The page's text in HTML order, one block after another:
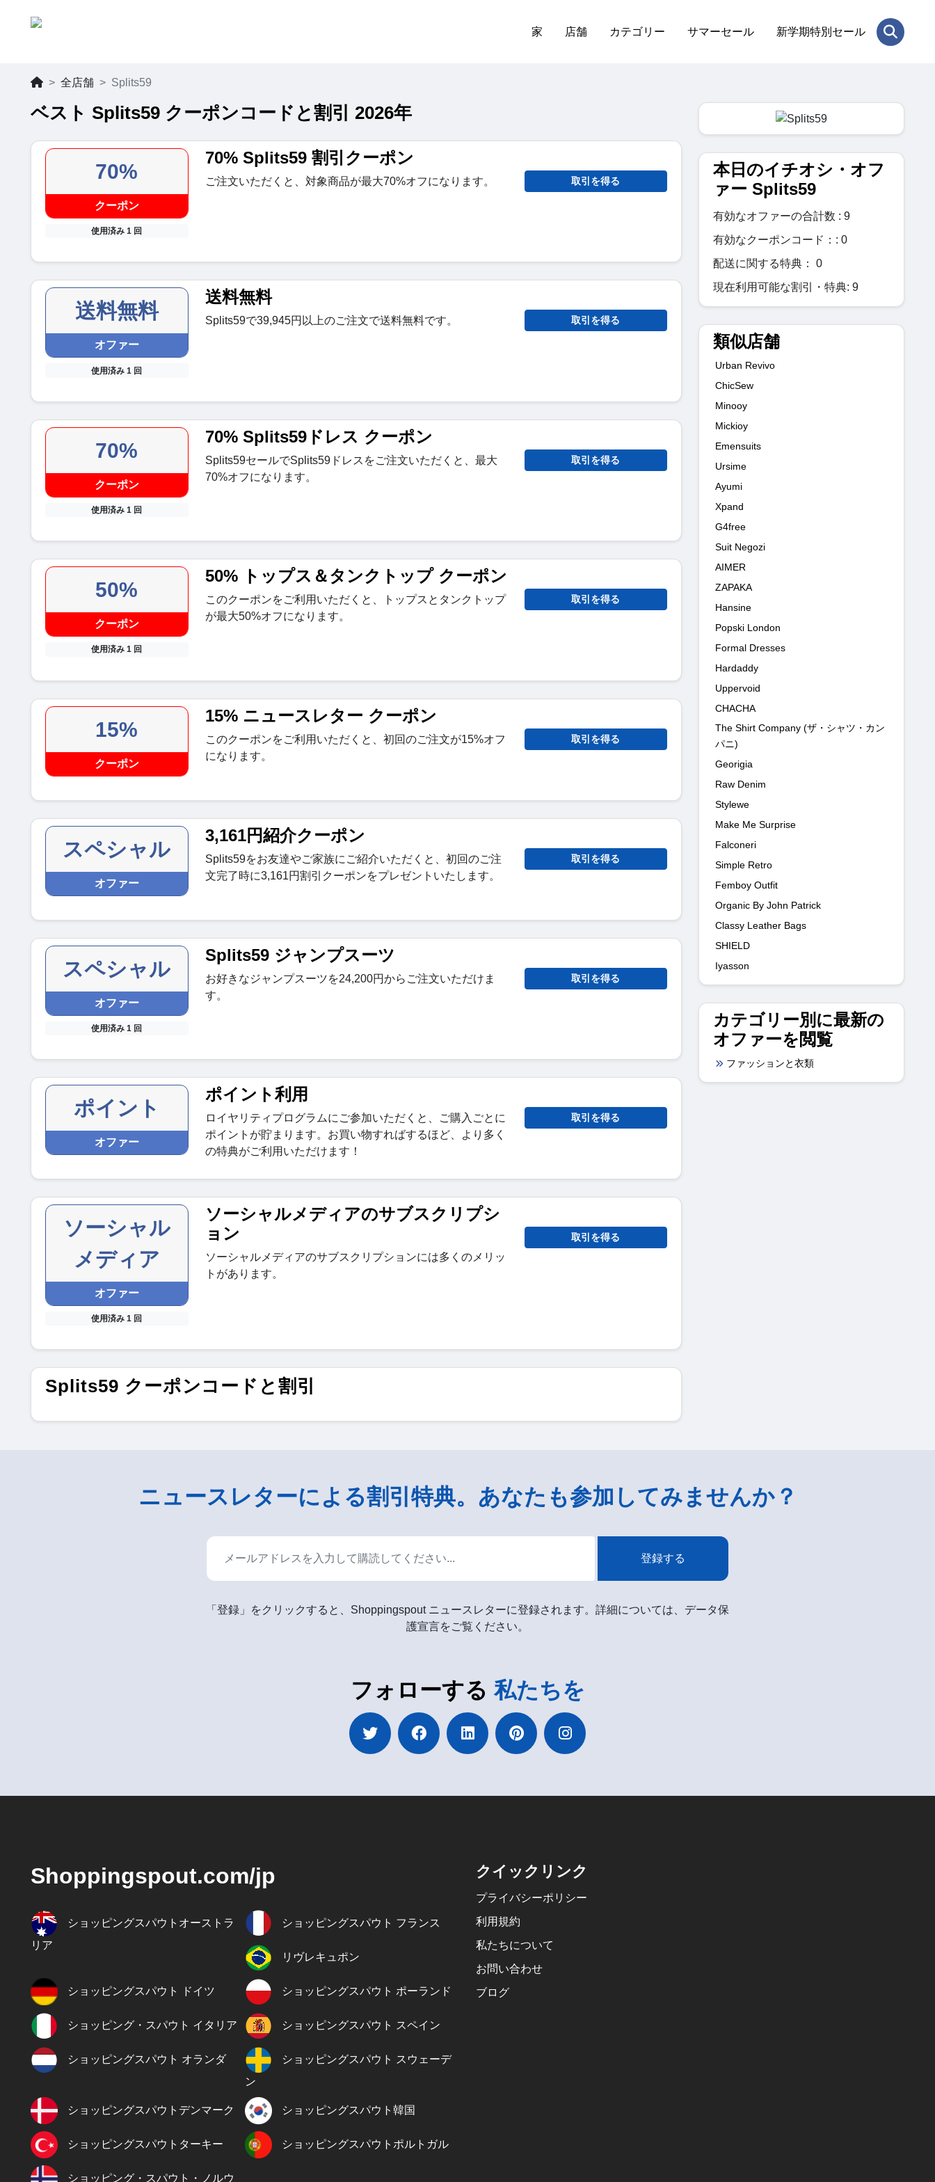
家 店舗 カテゴリー サマーセール 新学期特別セール
全店舗 Splits59
ベスト Splits59 クーポンコードと割引 2026年
70%
クーポン
使用済み 1 回
70% Splits59 割引クーポン
ご注文いただくと、対象商品が最大70%オフになります。 取引を得る
送料無料
オファー
使用済み 1 回
送料無料
Splits59で39,945円以上のご注文で送料無料です。 取引を得る
70%
クーポン
使用済み 1 回
70% Splits59ドレス クーポン
Splits59セールでSplits59ドレスをご注文いただくと、最大
70%オフになります。
取引を得る
50%
クーポン
使用済み 1 回
50% トップス＆タンクトップ クーポン
このクーポンをご利用いただくと、トップスとタンクトップ
が最大50%オフになります。
取引を得る
15%
クーポン
15% ニュースレター クーポン
このクーポンをご利用いただくと、初回のご注文が15%オフ
になります。
取引を得る
スペシャル
オファー
3,161円紹介クーポン
Splits59をお友達やご家族にご紹介いただくと、初回のご注
文完了時に3,161円割引クーポンをプレゼントいたします。
取引を得る
スペシャル
オファー
使用済み 1 回
Splits59 ジャンプスーツ
お好きなジャンプスーツを24,200円からご注文いただけま
す。
取引を得る
ポイント
オファー
ポイント利用
ロイヤリティプログラムにご参加いただくと、ご購入ごとに
ポイントが貯まります。お買い物すればするほど、より多く
の特典がご利用いただけます！
取引を得る
ソーシャル
メディア
オファー
使用済み 1 回
ソーシャルメディアのサブスクリプシ
ョン
ソーシャルメディアのサブスクリプションには多くのメリッ
トがあります。
取引を得る
Splits59 クーポンコードと割引
本日のイチオシ・オフ
ァー Splits59
有効なオファーの合計数 : 9
有効なクーポンコード：: 0
配送に関する特典： 0
現在利用可能な割引・特典: 9
類似店舗
Urban Revivo
ChicSew
Minooy
Mickioy
Emensuits
Ursime
Ayumi
Xpand
G4free
Suit Negozi
AIMER
ZAPAKA
Hansine
Popski London
Formal Dresses
Hardaddy
Uppervoid
CHACHA
The Shirt Company (ザ・シャツ・カン
パニ)
Georigia
Raw Denim
Stylewe
Make Me Surprise
Falconeri
Simple Retro
Femboy Outfit
Organic By John Patrick
Classy Leather Bags
SHIELD
Iyasson
カテゴリー別に最新の
オファーを閲覧
ファッションと衣類
ニュースレターによる割引特典。あなたも参加してみませんか？
登録する
「登録」をクリックすると、Shoppingspout ニュースレターに登録されます。詳細については、データ保
護宣言をご覧ください。
フォローする私たちを
Shoppingspout.com/jp
ショッピングスパウトオーストラ
リア
ショッピングスパウト フランス
リヴレキュポン
ショッピングスパウト ドイツ ショッピングスパウト ポーランド
ショッピング・スパウト イタリア ショッピングスパウト スペイン
ショッピングスパウト オランダ
ショッピングスパウト スウェーデ
ン
ショッピングスパウトデンマーク ショッピングスパウト韓国
ショッピングスパウトターキー ショッピングスパウトポルトガル
ショッピング・スパウト・ノルウ
クイックリンク
プライバシーポリシー
利用規約
私たちについて
お問い合わせ
ブログ